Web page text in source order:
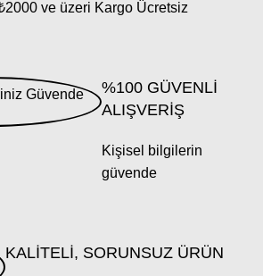
ve üzeri Kargo Ücretsiz
%100 GÜVENLİ
ALIŞVERİŞ
Kişisel bilgilerin
güvende
KALİTELİ, SORUNSUZ ÜRÜN